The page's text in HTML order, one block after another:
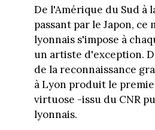
De l'Amérique du Sud à
passant par le Japon, ce
lyonnais s'impose à
un artiste d'exception.
de la reconnaissance
à Lyon produit le
virtuose -issu du CNR
lyonnais.